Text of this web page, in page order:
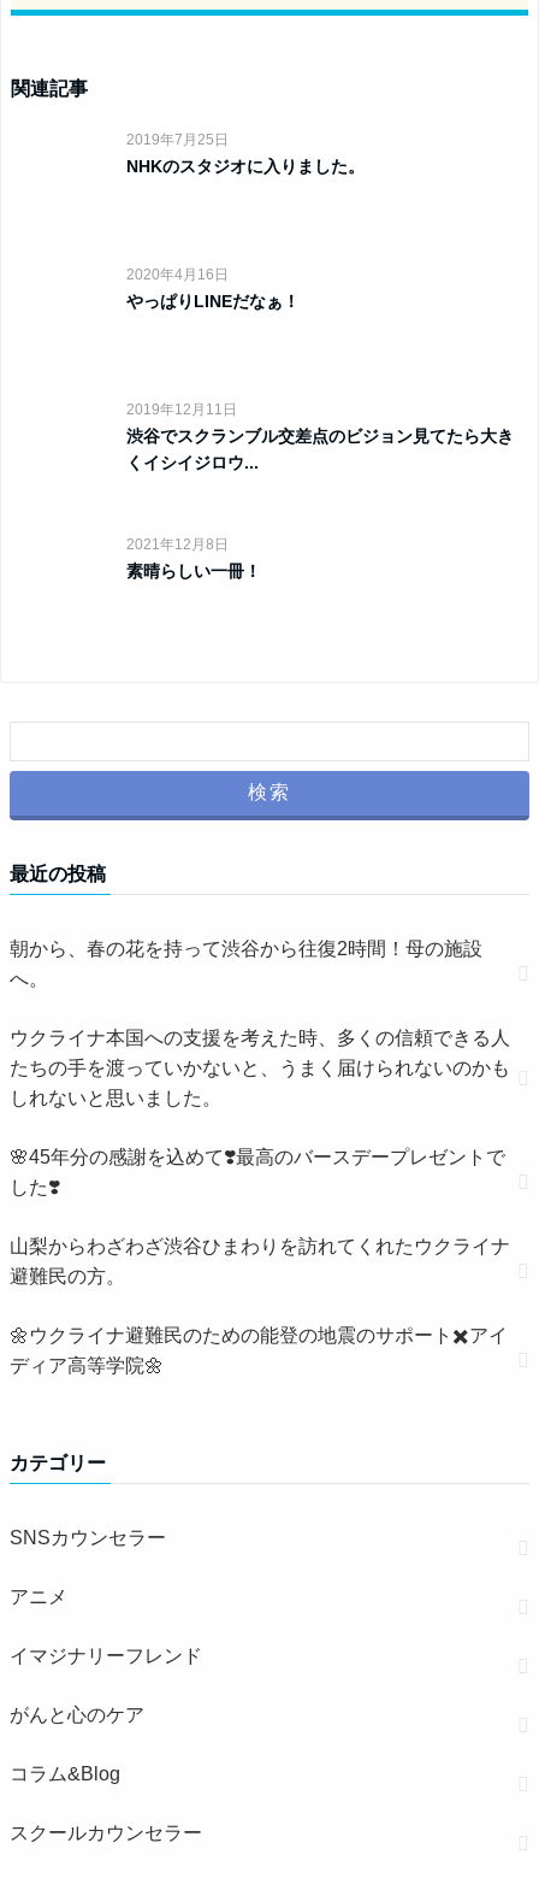
関連記事
2019年7月25日
NHKのスタジオに入りました。
2020年4月16日
やっぱりLINEだなぁ！
2019年12月11日
渋谷でスクランブル交差点のビジョン見てたら大き
くイシイジロウ...
2021年12月8日
素晴らしい一冊！
最近の投稿
朝から、春の花を持って渋谷から往復2時間！母の施設
へ。
ウクライナ本国への支援を考えた時、多くの信頼できる人
たちの手を渡っていかないと、うまく届けられないのかも
しれないと思いました。
🌸45年分の感謝を込めて❣️最高のバースデープレゼントで
した❣️
山梨からわざわざ渋谷ひまわりを訪れてくれたウクライナ
避難民の方。
🌼ウクライナ避難民のための能登の地震のサポート✖️アイ
ディア高等学院🌼
カテゴリー
SNSカウンセラー
アニメ
イマジナリーフレンド
がんと心のケア
コラム&Blog
スクールカウンセラー